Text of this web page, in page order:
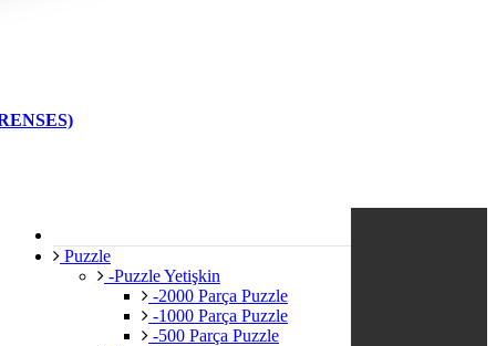
Puzzle
-Puzzle Yetişkin
-2000 Parça Puzzle
-1000 Parça Puzzle
-500 Parça Puzzle